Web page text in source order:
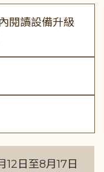
閱讀設備升級
12日至8月17日